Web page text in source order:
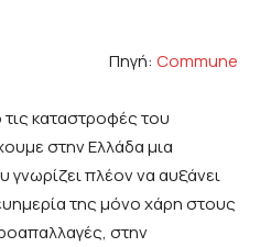
Πηγή: Commune
καταστροφές του
στην Ελλάδα μια
γνωρίζει πλέον να αυξάνει
της μόνο χάρη στους
στην